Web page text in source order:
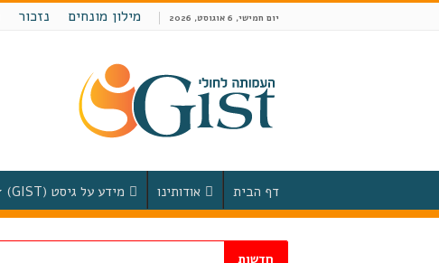
יום חמישי, 6 אוגוסט, 2026 מילון מונחים נזכור
דף הבית אודותינו מידע על גיסט (GIST)
חדשות